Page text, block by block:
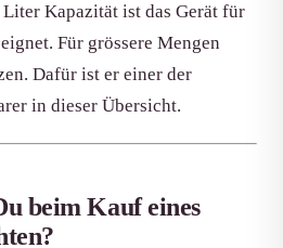
Kapazität ist das Gerät für
Für grössere Mengen
Dafür ist er einer der
in dieser Übersicht.
beim Kauf eines